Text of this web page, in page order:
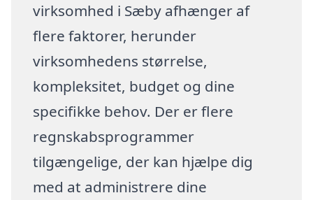
virksomhed i Sæby afhænger af
flere faktorer, herunder
virksomhedens størrelse,
kompleksitet, budget og dine
specifikke behov. Der er flere
regnskabsprogrammer
tilgængelige, der kan hjælpe dig
med at administrere dine